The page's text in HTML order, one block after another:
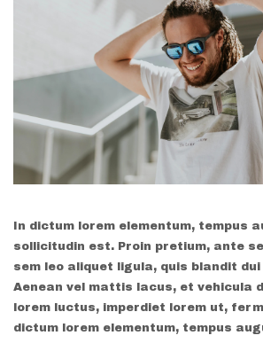
In dictum lorem elementum, tempus
sollicitudin est. Proin pretium, ante
sem leo aliquet ligula, quis blandit
Aenean vel mattis lacus, et vehicula
lorem luctus, imperdiet lorem ut,
dictum lorem elementum, tempus